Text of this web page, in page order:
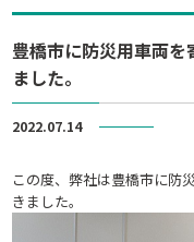
豊橋市に防災用車両
ました。
2022.07.14
この度、弊社は豊橋市に防
きました。